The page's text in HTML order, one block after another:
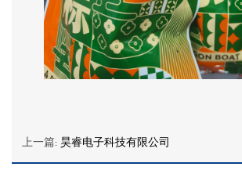
上一篇: 昊睿电子科技有限公司